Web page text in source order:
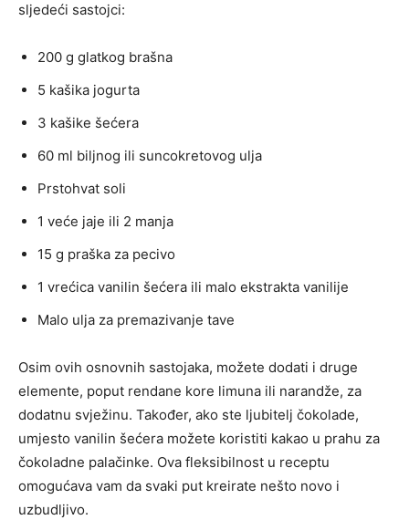
sljedeći sastojci:
200 g glatkog brašna
5 kašika jogurta
3 kašike šećera
60 ml biljnog ili suncokretovog ulja
Prstohvat soli
1 veće jaje ili 2 manja
15 g praška za pecivo
1 vrećica vanilin šećera ili malo ekstrakta vanilije
Malo ulja za premazivanje tave
Osim ovih osnovnih sastojaka, možete dodati i druge
elemente, poput rendane kore limuna ili narandže, za
dodatnu svježinu. Također, ako ste ljubitelj čokolade,
umjesto vanilin šećera možete koristiti kakao u prahu za
čokoladne palačinke. Ova fleksibilnost u receptu
omogućava vam da svaki put kreirate nešto novo i
uzbudljivo.